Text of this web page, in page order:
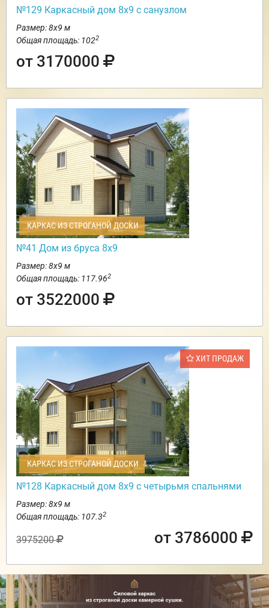
№129 Каркасный дом 8х9 с санузлом
Размер: 8х9 м
Общая площадь: 1022
от 3170000
КАРКАС ИЗ СТРОГАНОЙ ДОСКИ
№41 Дом из бруса 8х9
Размер: 8х9 м
Общая площадь: 117.962
от 3522000
ХИТ ПРОДАЖ
КАРКАС ИЗ СТРОГАНОЙ ДОСКИ
№128 Каркасный дом 8х9 с четырьмя спальнями
Размер: 8х9 м
Общая площадь: 107.32
3975200 от 3786000